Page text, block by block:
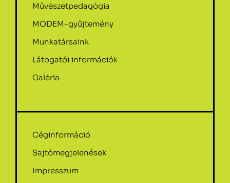
Művészetpedagógia
MODEM-gyűjtemény
Munkatársaink
Látogatói információk
Galéria
Céginformáció
Sajtómegjelenések
Impresszum